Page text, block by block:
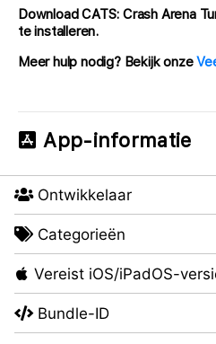
DownloadCATS: Crash Arena
te installeren.
Meer hulp nodig? Bekijk onze
App-informatie
Ontwikkelaar
Categorieën
Vereist iOS/iPadOS-
Bundle-ID